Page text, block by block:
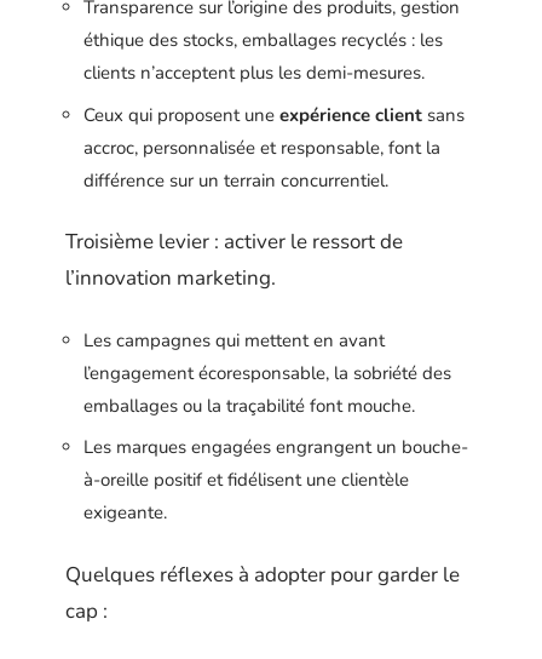
Transparence sur l’origine des produits, gestion
éthique des stocks, emballages recyclés : les
clients n’acceptent plus les demi-mesures.
Ceux qui proposent une expérience client sans
accroc, personnalisée et responsable, font la
différence sur un terrain concurrentiel.
Troisième levier : activer le ressort de
l’innovation marketing.
Les campagnes qui mettent en avant
l’engagement écoresponsable, la sobriété des
emballages ou la traçabilité font mouche.
Les marques engagées engrangent un bouche-
à-oreille positif et fidélisent une clientèle
exigeante.
Quelques réflexes à adopter pour garder le
cap :